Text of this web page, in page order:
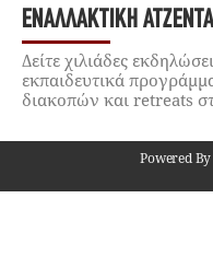
ΕΝΑΛΛΑΚΤΙΚΉ ΑΤΖΈΝΤΑ
Δείτε χιλιάδες
εκπαιδευτικά
διακοπών και retreats
Powered